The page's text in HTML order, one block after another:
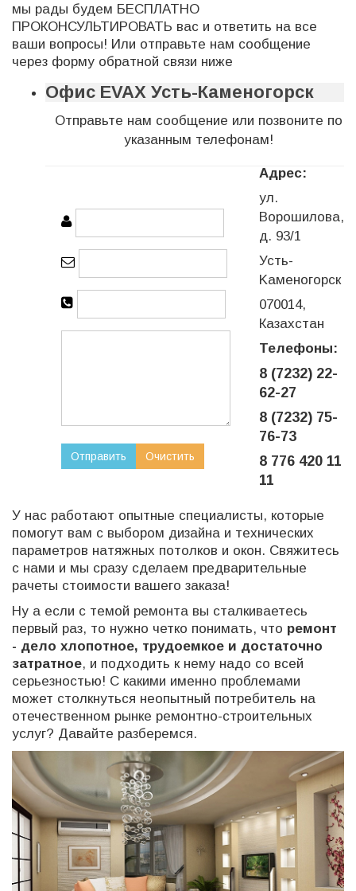
мы рады будем БЕСПЛАТНО
ПРОКОНСУЛЬТИРОВАТЬ вас и ответить на все
ваши вопросы! Или отправьте нам сообщение
через форму обратной связи ниже
Офис EVAX Усть-Каменогорск
Отправьте нам сообщение или позвоните по
указанным телефонам!
Адрес:
ул.
Ворошилова,
д. 93/1
Усть-
Kаменогорск
070014,
Казахстан
Телефоны:
8 (7232) 22-
62-27
8 (7232) 75-
76-73
8 776 420 11
11
У нас работают опытные специалисты, которые
помогут вам с выбором дизайна и технических
параметров натяжных потолков и окон. Свяжитесь
с нами и мы сразу сделаем предварительные
рачеты стоимости вашего заказа!
Ну а если с темой ремонта вы сталкиваетесь
первый раз, то нужно четко понимать, что ремонт
- дело хлопотное, трудоемкое и достаточно
затратное, и подходить к нему надо со всей
серьезностью! С какими именно проблемами
может столкнуться неопытный потребитель на
отечественном рынке ремонтно-строительных
услуг? Давайте разберемся.